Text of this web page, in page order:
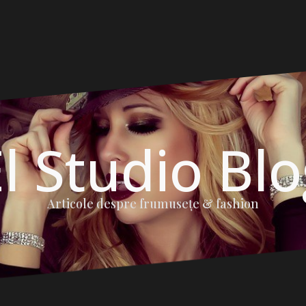
Studio
Articole despre frumuseţe & fashion